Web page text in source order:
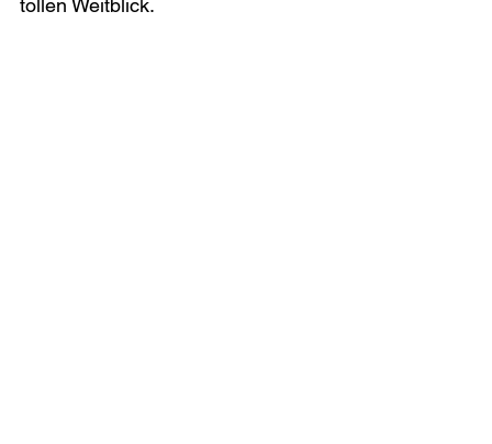
tollen Weitblick.